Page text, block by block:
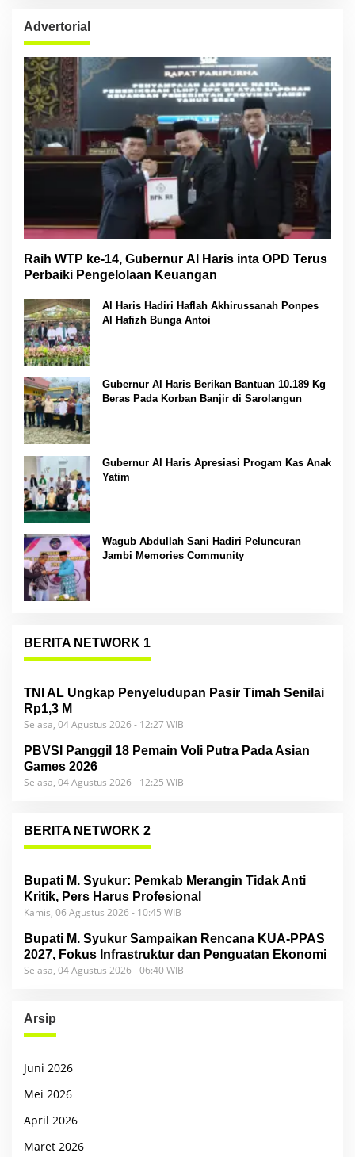
Advertorial
Raih WTP ke-14, Gubernur Al Haris inta OPD Terus
Perbaiki Pengelolaan Keuangan
Al Haris Hadiri Haflah Akhirussanah Ponpes
Al Hafizh Bunga Antoi
Gubernur Al Haris Berikan Bantuan 10.189 Kg
Beras Pada Korban Banjir di Sarolangun
Gubernur Al Haris Apresiasi Progam Kas Anak
Yatim
Wagub Abdullah Sani Hadiri Peluncuran
Jambi Memories Community
BERITA NETWORK 1
TNI AL Ungkap Penyeludupan Pasir Timah Senilai
Rp1,3 M
Selasa, 04 Agustus 2026 - 12:27 WIB
PBVSI Panggil 18 Pemain Voli Putra Pada Asian
Games 2026
Selasa, 04 Agustus 2026 - 12:25 WIB
BERITA NETWORK 2
Bupati M. Syukur: Pemkab Merangin Tidak Anti
Kritik, Pers Harus Profesional
Kamis, 06 Agustus 2026 - 10:45 WIB
Bupati M. Syukur Sampaikan Rencana KUA-PPAS
2027, Fokus Infrastruktur dan Penguatan Ekonomi
Selasa, 04 Agustus 2026 - 06:40 WIB
Arsip
Juni 2026
Mei 2026
April 2026
Maret 2026